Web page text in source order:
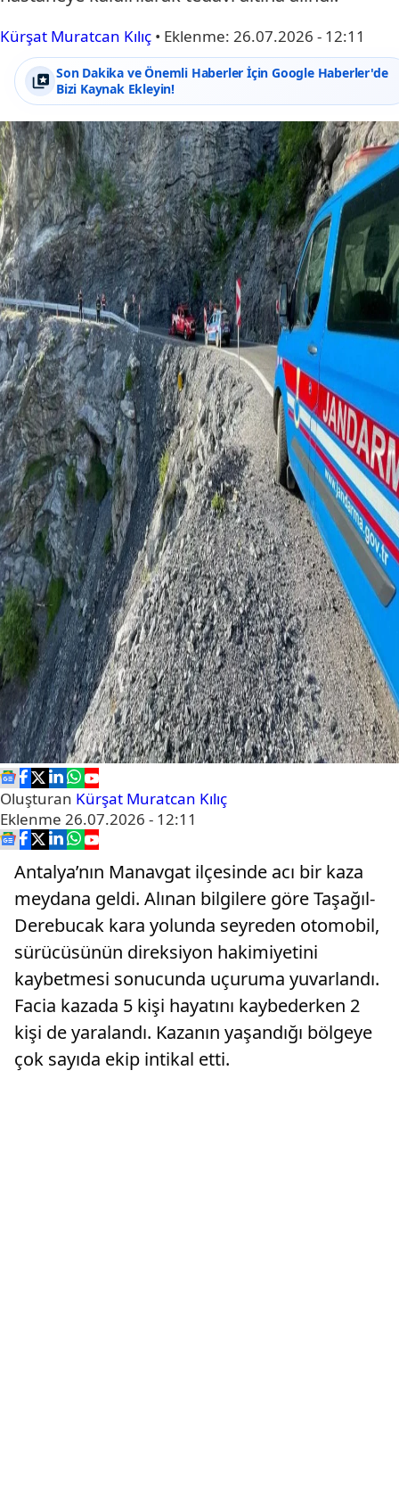
Kürşat Muratcan Kılıç • Eklenme: 26.07.2026 - 12:11
Son Dakika ve Önemli Haberler İçin Google Haberler'de
Bizi Kaynak Ekleyin!
Oluşturan Kürşat Muratcan Kılıç
Eklenme 26.07.2026 - 12:11
Antalya’nın Manavgat ilçesinde acı bir kaza
meydana geldi. Alınan bilgilere göre Taşağıl-
Derebucak kara yolunda seyreden otomobil,
sürücüsünün direksiyon hakimiyetini
kaybetmesi sonucunda uçuruma yuvarlandı.
Facia kazada 5 kişi hayatını kaybederken 2
kişi de yaralandı. Kazanın yaşandığı bölgeye
çok sayıda ekip intikal etti.